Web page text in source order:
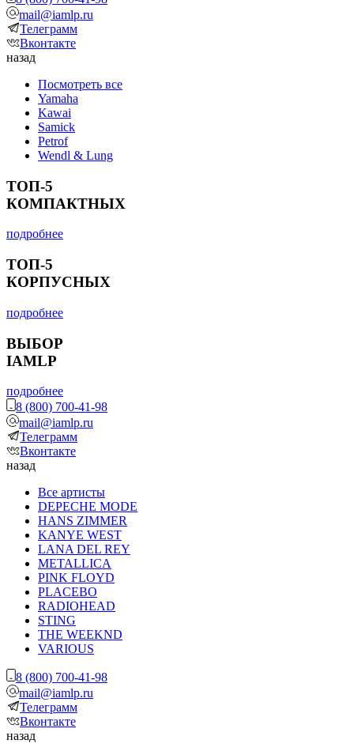
mail@iamlp.ru
Телеграмм
Вконтакте
назад
Посмотреть все
Yamaha
Kawai
Samick
Petrof
Wendl & Lung
ТОП-5
КОМПАКТНЫХ
подробнее
ТОП-5
КОРПУСНЫХ
подробнее
ВЫБОР
IAMLP
подробнее
8 (800) 700-41-98
mail@iamlp.ru
Телеграмм
Вконтакте
назад
Все артисты
DEPECHE MODE
HANS ZIMMER
KANYE WEST
LANA DEL REY
METALLICA
PINK FLOYD
PLACEBO
RADIOHEAD
STING
THE WEEKND
VARIOUS
8 (800) 700-41-98
mail@iamlp.ru
Телеграмм
Вконтакте
назад